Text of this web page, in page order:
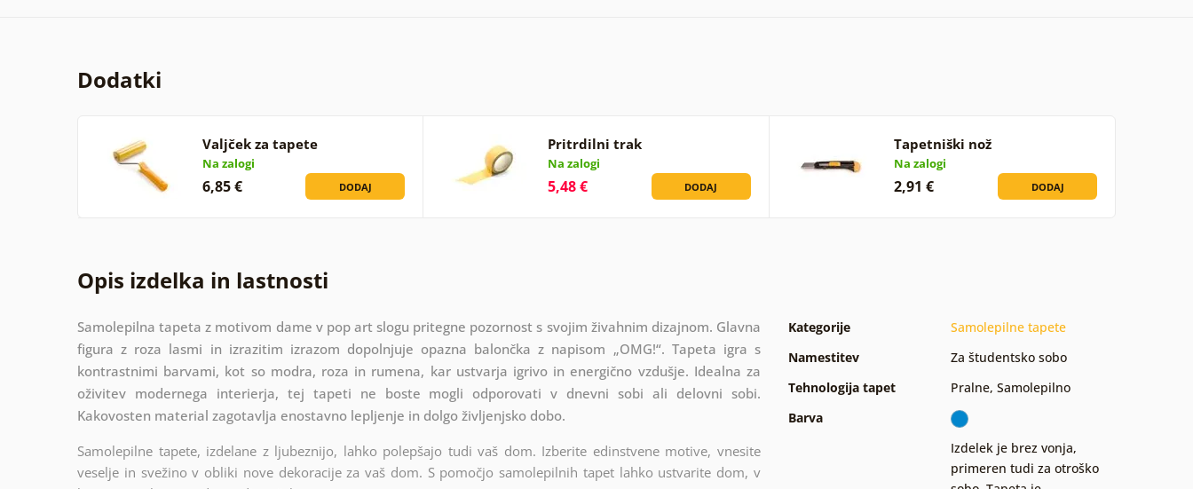
Dodatki
Valjček za tapete
Na zalogi
6,85 € DODAJ
Pritrdilni trak
Na zalogi
5,48 € DODAJ
Tapetniški nož
Na zalogi
2,91 € DODAJ
Opis izdelka in lastnosti
Samolepilna tapeta z motivom dame v pop art slogu pritegne pozornost s svojim živahnim dizajnom. Glavna
figura z roza lasmi in izrazitim izrazom dopolnjuje opazna balončka z napisom „OMG!“. Tapeta igra s
kontrastnimi barvami, kot so modra, roza in rumena, kar ustvarja igrivo in energično vzdušje. Idealna za
oživitev modernega interierja, tej tapeti ne boste mogli odporovati v dnevni sobi ali delovni sobi.
Kakovosten material zagotavlja enostavno lepljenje in dolgo življenjsko dobo.
Samolepilne tapete, izdelane z ljubeznijo, lahko polepšajo tudi vaš dom. Izberite edinstvene motive, vnesite
veselje in svežino v obliki nove dekoracije za vaš dom. S pomočjo samolepilnih tapet lahko ustvarite dom, v
Kategorije
Samolepilne tapete
Namestitev
Za študentsko sobo
Tehnologija tapet
Pralne, Samolepilno
Barva
Izdelek je brez vonja,
primeren tudi za otroško